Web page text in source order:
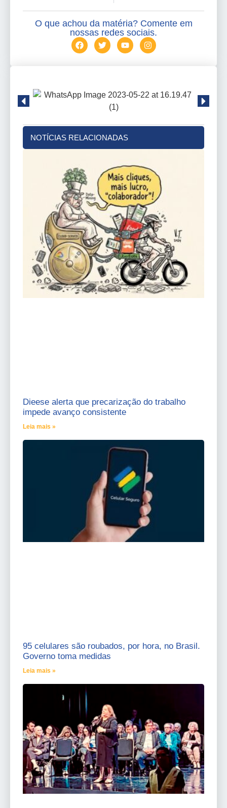
O que achou da matéria? Comente em
nossas redes sociais.
NOTÍCIAS RELACIONADAS
Dieese alerta que precarização do trabalho
impede avanço consistente
Leia mais »
95 celulares são roubados, por hora, no Brasil.
Governo toma medidas
Leia mais »